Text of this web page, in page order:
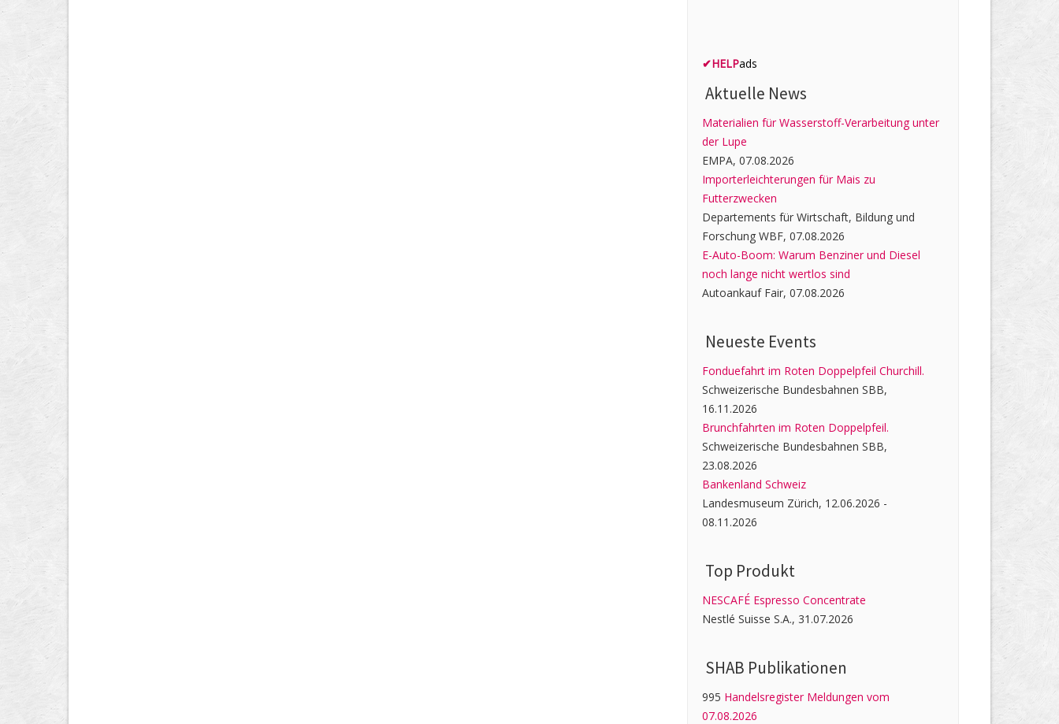
✔HELPads
Aktuelle News
Materialien für Wasserstoff-Verarbeitung unter
der Lupe
EMPA, 07.08.2026
Importerleichterungen für Mais zu
Futterzwecken
Departements für Wirtschaft, Bildung und
Forschung WBF, 07.08.2026
E-Auto-Boom: Warum Benziner und Diesel
noch lange nicht wertlos sind
Autoankauf Fair, 07.08.2026
Neueste Events
Fonduefahrt im Roten Doppelpfeil Churchill.
Schweizerische Bundesbahnen SBB,
16.11.2026
Brunchfahrten im Roten Doppelpfeil.
Schweizerische Bundesbahnen SBB,
23.08.2026
Bankenland Schweiz
Landesmuseum Zürich, 12.06.2026 -
08.11.2026
Top Produkt
NESCAFÉ Espresso Concentrate
Nestlé Suisse S.A., 31.07.2026
SHAB Publi­kati­onen
995 Handelsregister Meldungen vom
07.08.2026